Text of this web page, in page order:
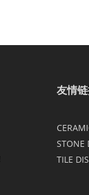
友情
STONE
TILE